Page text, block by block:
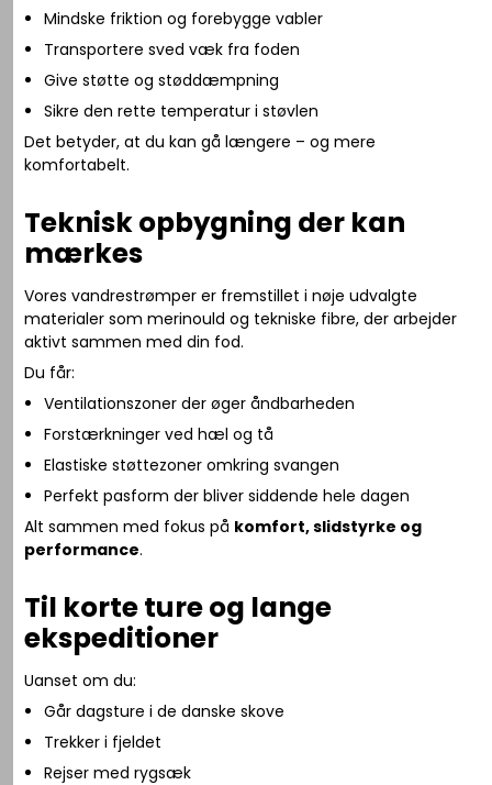
Mindske friktion og forebygge vabler
Transportere sved væk fra foden
Give støtte og støddæmpning
Sikre den rette temperatur i støvlen
Det betyder, at du kan gå længere – og mere
komfortabelt.
Teknisk opbygning der kan
mærkes
Vores vandrestrømper er fremstillet i nøje udvalgte
materialer som merinould og tekniske fibre, der arbejder
aktivt sammen med din fod.
Du får:
Ventilationszoner der øger åndbarheden
Forstærkninger ved hæl og tå
Elastiske støttezoner omkring svangen
Perfekt pasform der bliver siddende hele dagen
Alt sammen med fokus på komfort, slidstyrke og
performance.
Til korte ture og lange
ekspeditioner
Uanset om du:
Går dagsture i de danske skove
Trekker i fjeldet
Rejser med rygsæk